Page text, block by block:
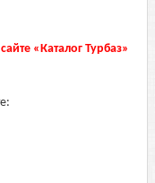
«Каталог Турбаз»